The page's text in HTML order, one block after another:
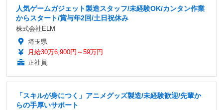
人気ゲームガジェット製造スタッフ/未経験OK/カンタン作業
からスタート/賞与年2回/土日祝休み
株式会社ELM
埼玉県
月給30万6,900円～59万円
正社員
「スキルが身につく」アニメグッズ製造/未経験歓迎/先輩か
らの手厚いサポート